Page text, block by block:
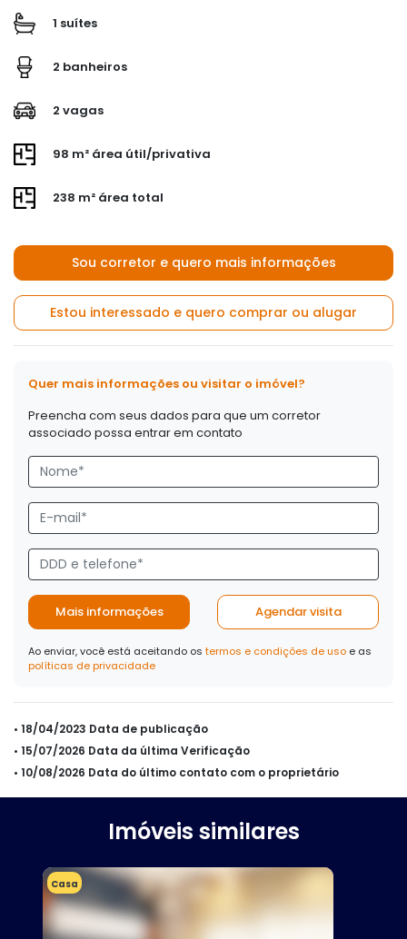
1 suítes
2 banheiros
2 vagas
98 m² área útil/privativa
238 m² área total
Sou corretor e quero mais informações
Estou interessado e quero comprar ou alugar
Quer mais informações ou visitar o imóvel?
Preencha com seus dados para que um corretor
associado possa entrar em contato
Mais informações Agendar visita
Ao enviar, você está aceitando os termos e condições de uso e as
políticas de privacidade
• 18/04/2023 Data de publicação
• 15/07/2026 Data da última Verificação
• 10/08/2026 Data do último contato com o proprietário
Imóveis similares
Casa